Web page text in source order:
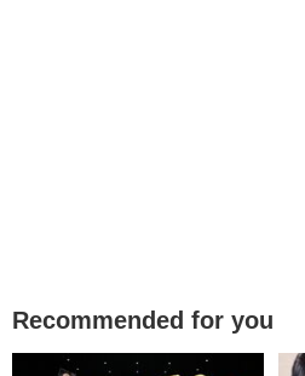
Recommended for you